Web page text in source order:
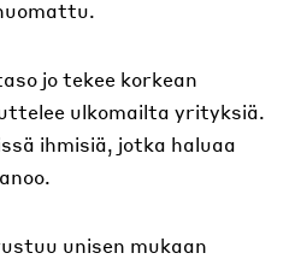
jo tekee korkean
ulkomailta yrityksiä.
ihmisiä, jotka haluaa
unisen mukaan